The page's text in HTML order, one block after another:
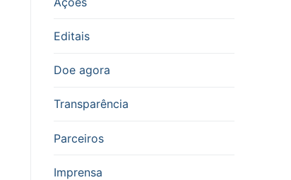
Editais
Doe agora
Transparência
Parceiros
Imprensa